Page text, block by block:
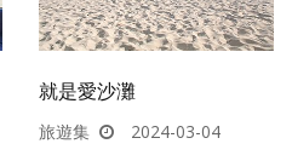
就是愛沙灘
旅遊集 2024-03-04